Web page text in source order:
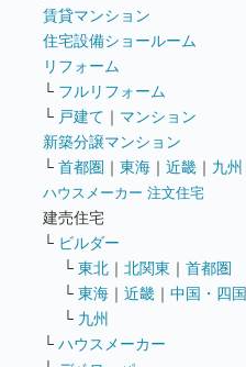
賃貸マンション
住宅設備ショールーム
リフォーム
└ フルリフォーム
└ 戸建て ｜ マンション
新築分譲マンション
└ 首都圏 ｜ 東海 ｜ 近畿 ｜ 九州
ハウスメーカー 注文住宅
建売住宅
└ ビルダー
└ 東北 ｜ 北関東 ｜ 首都圏
└ 東海 ｜ 近畿 ｜ 中国・四国
└ 九州
└ ハウスメーカー